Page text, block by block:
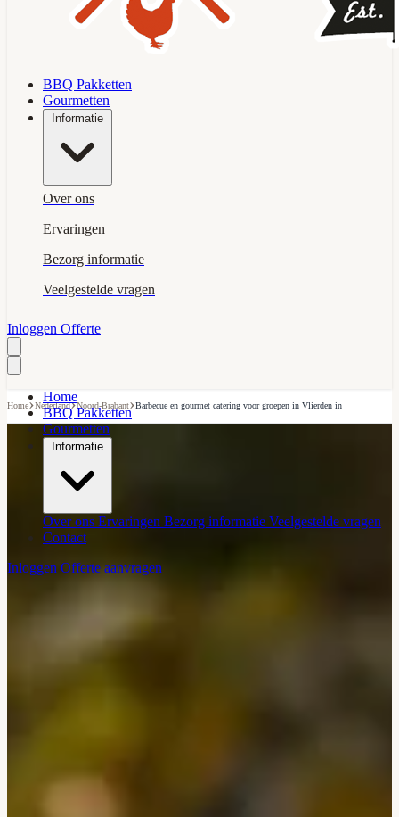
BBQ Pakketten
Gourmetten
Informatie
Over ons
Ervaringen
Bezorg informatie
Veelgestelde vragen
Inloggen Offerte
Home
BBQ Pakketten
Gourmetten
Informatie
Over ons Ervaringen Bezorg informatie Veelgestelde vragen
Contact
Inloggen Offerte aanvragen
Home›Nederland›Noord-Brabant›Barbecue en gourmet catering voor groepen in Vlierden in